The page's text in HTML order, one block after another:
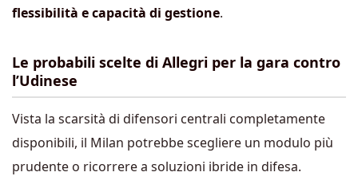
flessibilità e capacità di gestione.
Le probabili scelte di Allegri per la gara contro
l’Udinese
Vista la scarsità di difensori centrali completamente
disponibili, il Milan potrebbe scegliere un modulo più
prudente o ricorrere a soluzioni ibride in difesa.